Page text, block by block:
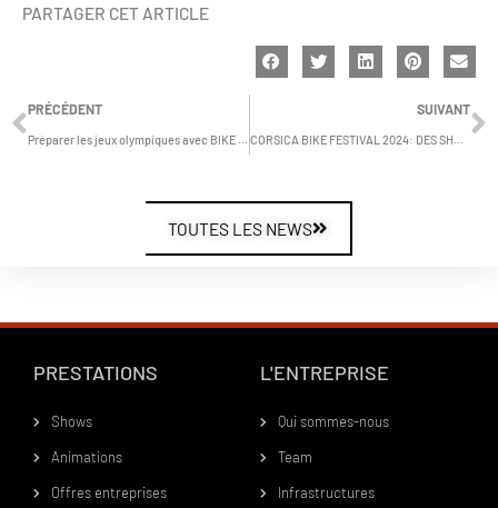
PARTAGER CET ARTICLE
Précédent
PRÉCÉDENT
Préparer les jeux olympiques avec BIKE ART
SUIVANT
CORSICA BIKE FESTIVAL 2024: DES SHOWS ET ANIMATIONS POUR BIKE ART
TOUTES LES NEWS
PRESTATIONS
Shows
Animations
Offres entreprises
L'ENTREPRISE
Qui sommes-nous
Team
Infrastructures